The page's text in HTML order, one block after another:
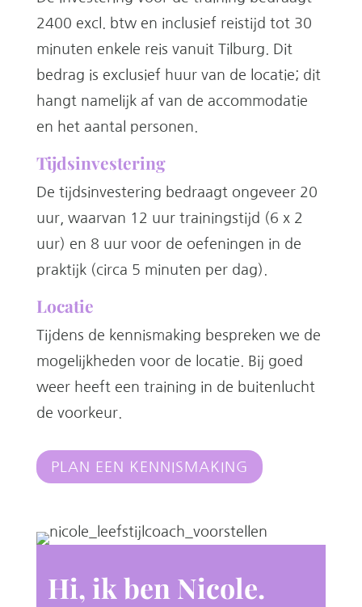
2400 excl. btw en inclusief reistijd tot 30
minuten enkele reis vanuit Tilburg. Dit
bedrag is exclusief huur van de locatie; dit
hangt namelijk af van de accommodatie
en het aantal personen.
Tijdsinvestering
De tijdsinvestering bedraagt ongeveer 20
uur, waarvan 12 uur trainingstijd (6 x 2
uur) en 8 uur voor de oefeningen in de
praktijk (circa 5 minuten per dag).
Locatie
Tijdens de kennismaking bespreken we de
mogelijkheden voor de locatie. Bij goed
weer heeft een training in de buitenlucht
de voorkeur.
PLAN EEN KENNISMAKING
Hi, ik ben Nicole.